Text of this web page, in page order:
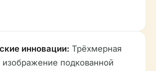
инновации: Трёхмерная
изображение подкованной